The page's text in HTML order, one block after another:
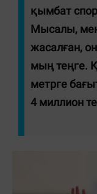
қымбат
Мысалы,
жасалған,
мың теңге.
метрге
4 миллион